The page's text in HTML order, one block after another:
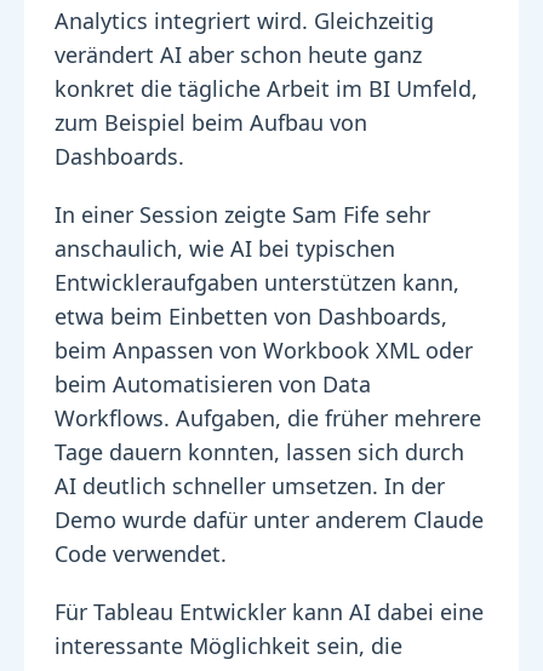
Analytics integriert wird. Gleichzeitig
verändert AI aber schon heute ganz
konkret die tägliche Arbeit im BI Umfeld,
zum Beispiel beim Aufbau von
Dashboards.
In einer Session zeigte Sam Fife sehr
anschaulich, wie AI bei typischen
Entwickleraufgaben unterstützen kann,
etwa beim Einbetten von Dashboards,
beim Anpassen von Workbook XML oder
beim Automatisieren von Data
Workflows. Aufgaben, die früher mehrere
Tage dauern konnten, lassen sich durch
AI deutlich schneller umsetzen. In der
Demo wurde dafür unter anderem Claude
Code verwendet.
Für Tableau Entwickler kann AI dabei eine
interessante Möglichkeit sein, die